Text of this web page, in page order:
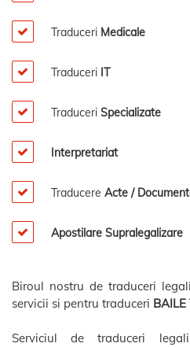
Traduceri Medicale
Traduceri IT
Traduceri Specializate
Interpretariat
Traducere Acte /
Apostilare Supralegalizare
Biroul nostru de traduceri
servicii si pentru traduceri BAILE
Serviciul de traduceri